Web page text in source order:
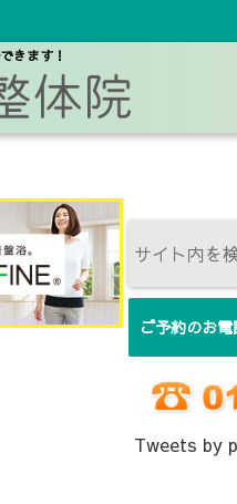
きます！
ご予約のお電
Tweets by